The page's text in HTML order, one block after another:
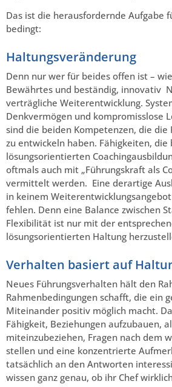
Das ist die herausfordernde Aufgabe
bedingt:
Haltungsveränderung
Denn nur wer für beides offen ist –
Bewährtes und beständig, innovativ
verträgliche Weiterentwicklung.
Denkvermögen und kompromisslose
sind die beiden Kompetenzen, die die
zu entwickeln haben. Fähigkeiten, die
lösungsorientierten
oftmals auch mit „Führungskraft als
vermittelt werden. Eine derartige
in keinem
fehlen. Denn eine Balance zwischen
Flexibilität ist nur mit der
lösungsorientierten Haltung
Verhalten basiert auf
Neues Führungsverhalten hält den
Rahmenbedingungen schafft, die ein
Miteinander positiv möglich macht.
Fähigkeit, Beziehungen aufzubauen,
miteinzubeziehen, Fragen nach dem
stellen und eine konzentrierte
tatsächlich an den Antworten
wissen ganz genau, ob ihr Chef